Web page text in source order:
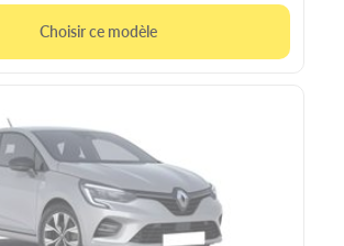
Choisir ce modèle